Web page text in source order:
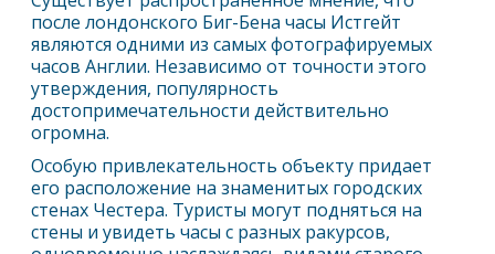
после лондонского Биг-Бена часы Истгейт
являются одними из самых фотографируемых
часов Англии. Независимо от точности этого
утверждения, популярность
достопримечательности действительно
огромна.
Особую привлекательность объекту придает
его расположение на знаменитых городских
стенах Честера. Туристы могут подняться на
стены и увидеть часы с разных ракурсов,